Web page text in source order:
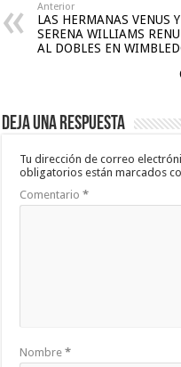
Anterior
LAS HERMANAS VENUS Y
SERENA WILLIAMS
AL DOBLES EN
Deja una respuesta
Tu dirección de correo
obligatorios están marcados
Comentario*
Nombre*